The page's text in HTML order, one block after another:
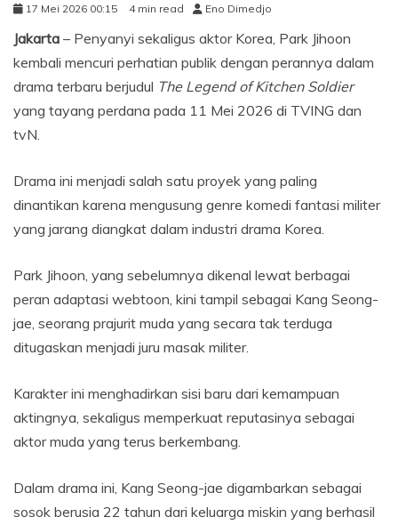
17 Mei 2026 00:15 4 min read Eno Dimedjo
Jakarta – Penyanyi sekaligus aktor Korea, Park Jihoon
kembali mencuri perhatian publik dengan perannya dalam
drama terbaru berjudul The Legend of Kitchen Soldier
yang tayang perdana pada 11 Mei 2026 di TVING dan
tvN.
Drama ini menjadi salah satu proyek yang paling
dinantikan karena mengusung genre komedi fantasi militer
yang jarang diangkat dalam industri drama Korea.
Park Jihoon, yang sebelumnya dikenal lewat berbagai
peran adaptasi webtoon, kini tampil sebagai Kang Seong-
jae, seorang prajurit muda yang secara tak terduga
ditugaskan menjadi juru masak militer.
Karakter ini menghadirkan sisi baru dari kemampuan
aktingnya, sekaligus memperkuat reputasinya sebagai
aktor muda yang terus berkembang.
Dalam drama ini, Kang Seong-jae digambarkan sebagai
sosok berusia 22 tahun dari keluarga miskin yang berhasil